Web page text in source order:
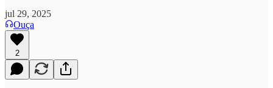
jul 29, 2025
Ouça
2